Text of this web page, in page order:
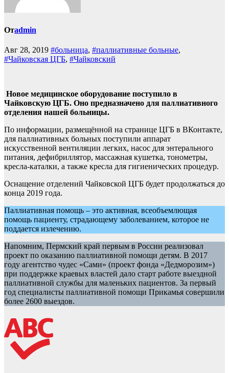
Отadmin
Авг 28, 2019 #больница, #паллиативные больные,
#Чайковская ЦГБ, #Чайковский
Новое медицинское оборудование поступило в
Чайковскую ЦГБ. Оно предназначено для паллиативного
отделения нашей больницы.
По информации, размещённой на странице ЦГБ в ВКонтакте,
для паллиативных больных поступили аппарат
искусственной вентиляции легких, насос для энтерального
питания, дефибриллятор, массажная кушетка, тонометры,
кресла-каталки, а также кресла для гигиенических процедур.
Оснащение отделений Чайковской ЦГБ будет продолжаться до
конца 2019 года.
Паллиативная помощь – это активная, всеобъемлющая
помощь пациенту, страдающему заболеванием, которое не
поддается излечению.
Напомним, Пермский край первым в России реализовал
проект по оказанию паллиативной помощи детям. В 2017
году агентство чудес «Сами» (проект фонда «Дедморозим»)
при поддержке краевых властей дало старт работе выездной
паллиативной службы для маленьких пациентов. За первый
год специалисты паллиативной помощи Прикамья совершили
более 2600 выездов.